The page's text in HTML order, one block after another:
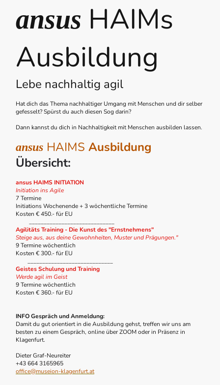
ansus HAIMs
Ausbildung
Lebe nachhaltig agil
Hat dich das Thema nachhaltiger Umgang mit Menschen und dir selber
gefesselt? Spürst du auch diesen Sog darin?
Dann kannst du dich in Nachhaltigkeit mit Menschen ausbilden lassen.
ansus HAIMS Ausbildung
Übersicht:
ansus HAIMS INITIATION
Initiation ins Agile
7 Termine
Initiations Wochenende + 3 wöchentliche Termine
Kosten € 450.- für EU
_____________________________
Agilitäts Training - Die Kunst des "Ernstnehmens"
Steige aus, aus deine Gewohnheiten, Muster und Prägungen."
9 Termine wöchentlich
Kosten € 300.- für EU
_____________________________
Geistes Schulung und Training
Werde agil im Geist
9 Termine wöchentlich
Kosten € 360.- für EU
INFO Gespräch und Anmeldung:
Damit du gut orientiert in die Ausbildung gehst, treffen wir uns am
besten zu einem Gespräch, online über ZOOM oder in Präsenz in
Klagenfurt.
Dieter Graf-Neureiter
+43 664 3165965
office@museion-klagenfurt.at